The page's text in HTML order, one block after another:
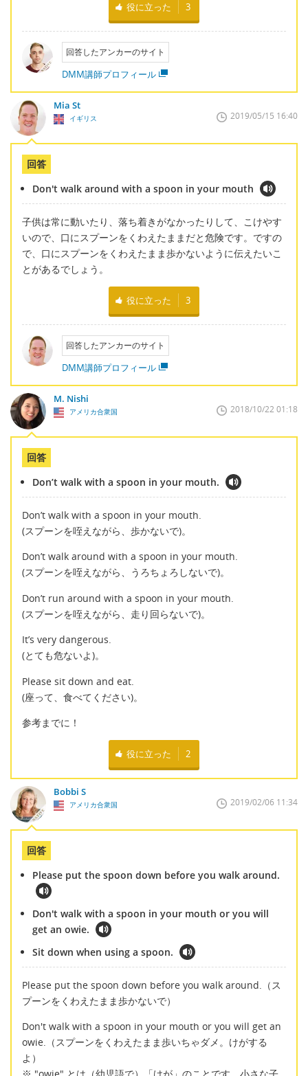
役に立った 3
回答したアンカーのサイト
DMM講師プロフィール
Mia St
イギリス 2019/05/15 16:40
回答
Don't walk around with a spoon in your mouth
子供は常に動いたり、落ち着きがなかったりして、こけやす
いので、口にスプーンをくわえたままだと危険です。ですの
で、口にスプーンをくわえたまま歩かないように伝えたいこ
とがあるでしょう。
役に立った 3
回答したアンカーのサイト
DMM講師プロフィール
M. Nishi
アメリカ合衆国 2018/10/22 01:18
回答
Don’t walk with a spoon in your mouth.
Don’t walk with a spoon in your mouth.
(スプーンを咥えながら、歩かないで)。
Don’t walk around with a spoon in your mouth.
(スプーンを咥えながら、うろちょろしないで)。
Don’t run around with a spoon in your mouth.
(スプーンを咥えながら、走り回らないで)。
It’s very dangerous.
(とても危ないよ)。
Please sit down and eat.
(座って、食べてください)。
参考までに！
役に立った 2
Bobbi S
アメリカ合衆国 2019/02/06 11:34
回答
Please put the spoon down before you walk around.
Don't walk with a spoon in your mouth or you will
get an owie.
Sit down when using a spoon.
Please put the spoon down before you walk around.（ス
プーンをくわえたまま歩かないで）
Don't walk with a spoon in your mouth or you will get an
owie.（スプーンをくわえたまま歩いちゃダメ。けがする
よ）